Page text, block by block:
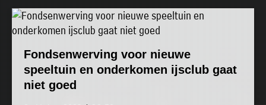
Fondsenwerving voor nieuwe
speeltuin en onderkomen ijsclub gaat
niet goed